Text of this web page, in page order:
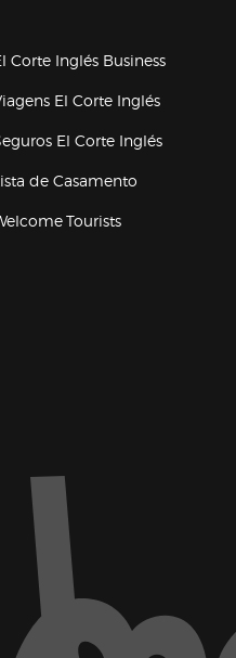
Corte Inglés Business
El Corte Inglés(abre en
El Corte Inglés(abre en
de Casamento
Tourists
El Corte Inglés